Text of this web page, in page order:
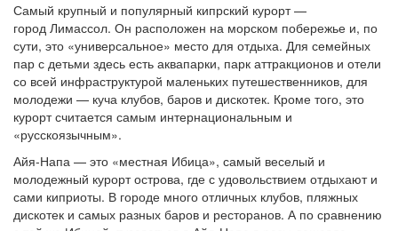
Самый крупный и популярный кипрский курорт —
город Лимассол. Он расположен на морском побережье и, по
сути, это «универсальное» место для отдыха. Для семейных
пар с детьми здесь есть аквапарки, парк аттракционов и отели
со всей инфраструктурой маленьких путешественников, для
молодежи — куча клубов, баров и дискотек. Кроме того, это
курорт считается самым интернациональным и
«русскоязычным».
Айя-Напа — это «местная Ибица», самый веселый и
молодежный курорт острова, где с удовольствием отдыхают и
сами киприоты. В городе много отличных клубов, пляжных
дискотек и самых разных баров и ресторанов. А по сравнению